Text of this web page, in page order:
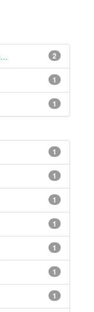
2
1
1
1
1
1
1
1
1
1